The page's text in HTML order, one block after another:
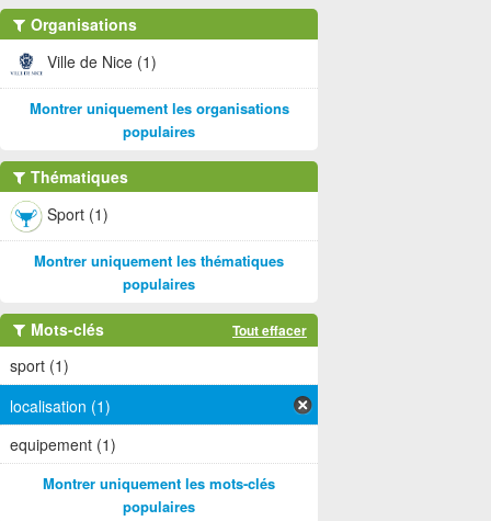
Organisations
Ville de Nice (1)
Montrer uniquement les organisations
populaires
Thématiques
Sport (1)
Montrer uniquement les thématiques
populaires
Mots-clés Tout effacer
sport (1)
localisation (1)
equipement (1)
Montrer uniquement les mots-clés
populaires